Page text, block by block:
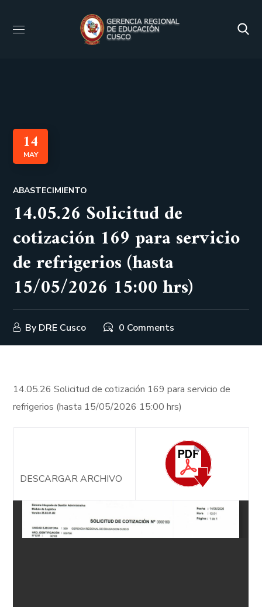
14
MAY
ABASTECIMIENTO
14.05.26 Solicitud de
cotización 169 para servicio
de refrigerios (hasta
15/05/2026 15:00 hrs)
By DRE Cusco 0 Comments
14.05.26 Solicitud de cotización 169 para servicio de
refrigerios (hasta 15/05/2026 15:00 hrs)
DESCARGAR ARCHIVO